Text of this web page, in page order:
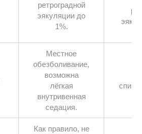
ретроградной
эякуляции до
1%.
Местное
обезболивание,
возможна
лёгкая
внутривенная
седация.
Как правило, не